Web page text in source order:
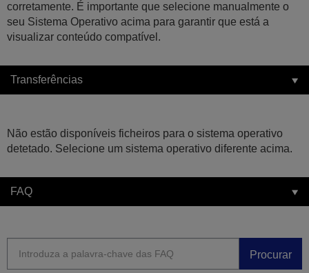
corretamente. É importante que selecione manualmente o
seu Sistema Operativo acima para garantir que está a
visualizar conteúdo compatível.
Transferências
Não estão disponíveis ficheiros para o sistema operativo
detetado. Selecione um sistema operativo diferente acima.
FAQ
Procurar